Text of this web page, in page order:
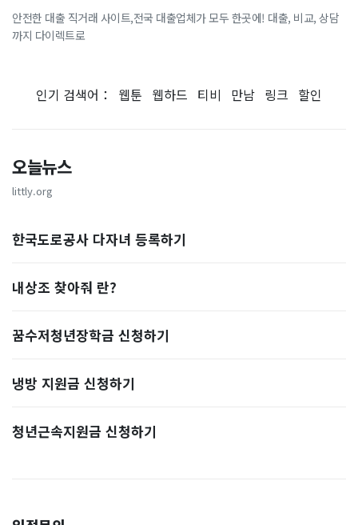
안전한 대출 직거래 사이트,전국 대출업체가 모두 한곳에! 대출, 비교, 상담
까지 다이렉트로
인기 검색어： 웹툰 웹하드 티비 만남 링크 할인
오늘뉴스
littly.org
한국도로공사 다자녀 등록하기
내상조 찾아줘 란?
꿈수저청년장학금 신청하기
냉방 지원금 신청하기
청년근속지원금 신청하기